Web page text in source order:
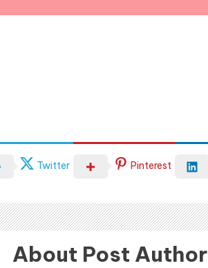
Twitter Pinterest
About Post Author